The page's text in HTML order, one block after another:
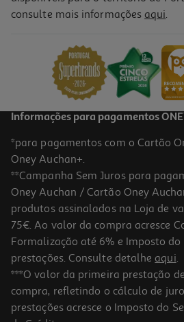
consulte mais informações aqui.
Informações para pagamentos
*para pagamentos com o Cartão
Oney Auchan+.
**Campanha Sem Juros para
Oney Auchan / Cartão Oney
produtos assinalados na Loja de
75€. Ao valor da compra acresce
Formalização até 6% e Imposto
prestações. Consulte detalhe aqui.
***O valor da primeira prestação
compra, refletindo o cálculo de
prestações acresce o Imposto do